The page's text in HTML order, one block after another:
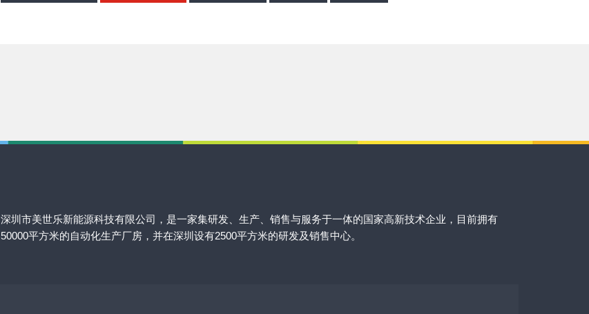
深圳市美世乐新能源科技有限公司，是一家集研发、生产、销售与服务于一体的国家高新技术企业，目前拥有
50000平方米的自动化生产厂房，并在深圳设有2500平方米的研发及销售中心。